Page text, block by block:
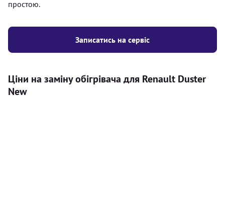
Записатись на сервіс
простою.
Ціни на заміну обігрівача для Renault Duster
New